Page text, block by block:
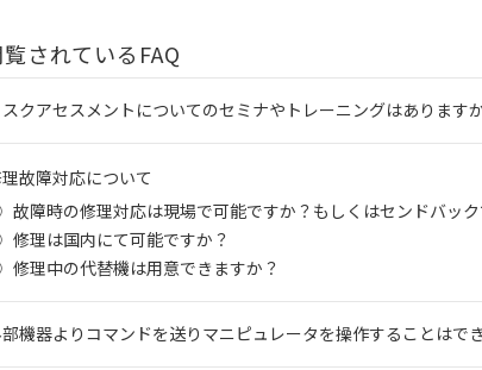
されているFAQ
スクアセスメントについてのセミナやトレーニングはあります
故障対応について
故障時の修理対応は現場で可能ですか？もしくはセンドバック
修理は国内にて可能ですか？
修理中の代替機は用意できますか？
機器よりコマンドを送りマニピュレータを操作することはで